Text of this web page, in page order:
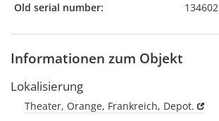
Old serial number:
134602
Informationen zum Objekt
Lokalisierung
Theater, Orange, Frankreich, Depot.